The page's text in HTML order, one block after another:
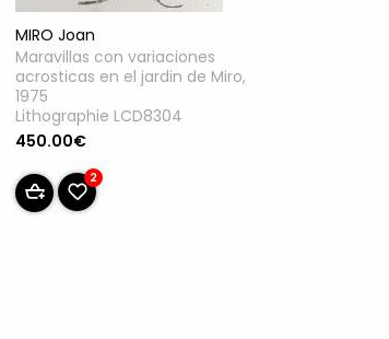
MIRO Joan
Maravillas con variaciones
acrosticas en el jardin de Miro,
1975
Lithographie LCD8304
450.00€
2